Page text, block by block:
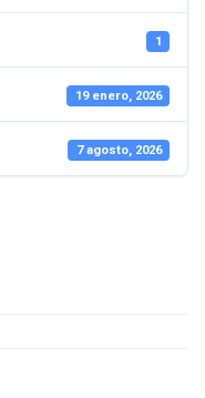
1
19 enero, 2026
7 agosto, 2026